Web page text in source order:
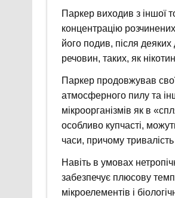
Паркер виходив з іншої
концентрацію
його подив, після деяких
речовин, таких, як
Паркер продовжував
атмосферного пилу та
мікроорганізмів як в
особливо купчасті,
часи, причому
Навіть в умовах
забезпечує плюсову
мікроелементів і